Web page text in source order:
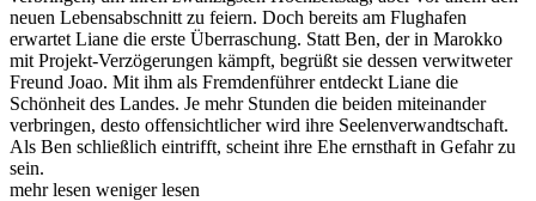
neuen Lebensabschnitt zu feiern. Doch bereits am Flughafen
erwartet Liane die erste Überraschung. Statt Ben, der in Marokko
mit Projekt-Verzögerungen kämpft, begrüßt sie dessen verwitweter
Freund Joao. Mit ihm als Fremdenführer entdeckt Liane die
Schönheit des Landes. Je mehr Stunden die beiden miteinander
verbringen, desto offensichtlicher wird ihre Seelenverwandtschaft.
Als Ben schließlich eintrifft, scheint ihre Ehe ernsthaft in Gefahr zu
sein.
mehr lesen weniger lesen